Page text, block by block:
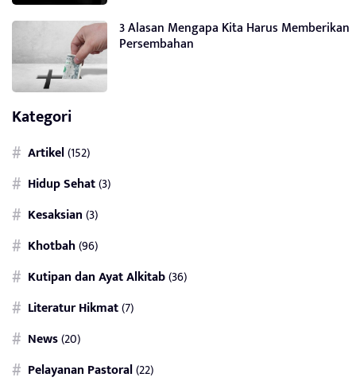
3 Alasan Mengapa Kita Harus Memberikan
Persembahan
Kategori
Artikel(152)
Hidup Sehat(3)
Kesaksian(3)
Khotbah(96)
Kutipan dan Ayat Alkitab(36)
Literatur Hikmat(7)
News(20)
Pelayanan Pastoral(22)